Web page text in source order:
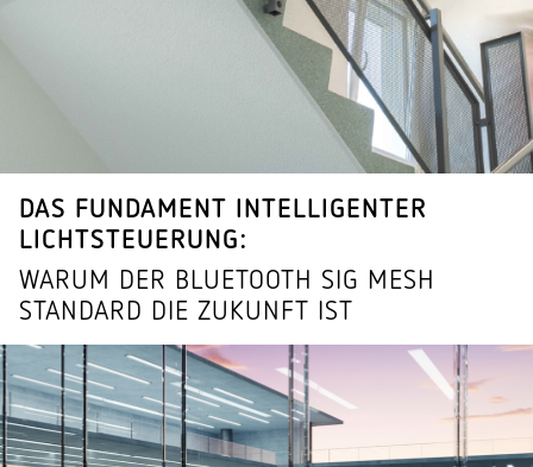
DAS FUNDAMENT INTEL­LI­GENTER
LICHTSTEUERUNG:
WARUM DER BLUE­TOOTH SIG MESH
STANDARD DIE ZUKUNFT IST